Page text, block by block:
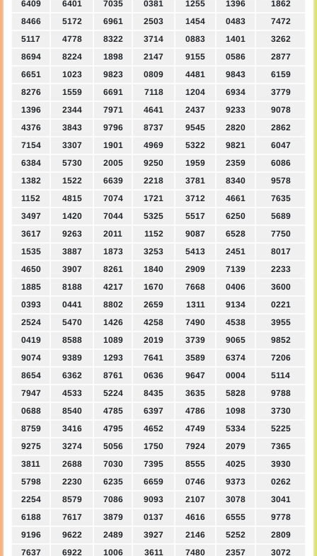
6409
6401 7035 0381 1255 1396
1862
8466
5172 6961 2503 1454 0483
7472
5117
4778 8322 3714 0883 1401
3262
8694
8224 1898 2147 9155 0586
2877
6651
1023 9823 0809 4481 9843
6159
8276
1559 6691 7118 1204 6934
3779
1396
2344 7971 4641 2437 9233
9078
4376
3843 9796 8737 9545 2820
2862
7154
3307 1901 4969 5322 9821
6047
6384
5730 2005 9250 1959 2359
6086
1382
1522 6639 2218 3781 8340
9578
1152
4815 7074 1721 3712 4661
7635
3497
1420 7044 5325 5517 6250
5689
3617
9263 2011 1152 9087 6528
7750
1535
3887 1873 3253 5413 2451
8017
4650
3907 8261 1840 2909 7139
2233
1885
8188 4217 1670 7668 0406
3600
0393
0441 8802 2659 1311 9134
0221
2524
5470 1426 4258 7490 4538
3955
0419
8588 1089 2019 3739 9065
9852
9074
9389 1293 7641 3589 6374
7206
8654
6362 8761 0636 9647 0004
5114
7947
4533 5224 8435 3635 5828
9788
0688
8540 4785 6397 4786 1098
3730
8759
3416 4795 4652 4749 5334
5225
9275
3274 5056 1750 7924 2079
7365
3811
2688 7030 7395 8555 4025
3930
5798
2230 6235 6659 0746 9373
0262
2254
8579 7086 9093 2107 3078
3041
6188
7617 3879 0137 4616 6555
9778
9196
9622 2489 3927 2146 5252
2809
7637
6922 1006 3611 7480 2357 3072